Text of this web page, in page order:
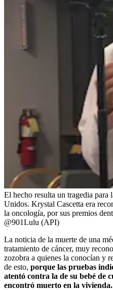
El hecho resulta un tragedia para
Unidos. Krystal Cascetta era
la oncología, por sus premios
@901Lulu (API)
La noticia de la muerte de una
tratamiento de cáncer, muy
zozobra a quienes la conocían y
de esto, porque las pruebas
atentó contra la de su bebé de
encontró muerto en la vivienda.